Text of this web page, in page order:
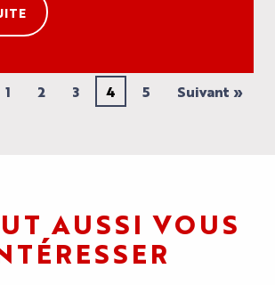
1 2 3 4 5 Suivant »
AUSSI VOUS